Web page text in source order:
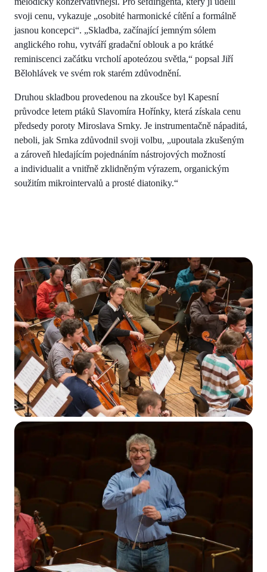
svoji cenu, vykazuje „osobité harmonické cítění a formálně
jasnou koncepci“. „Skladba, začínající jemným sólem
anglického rohu, vytváří gradační oblouk a po krátké
reminiscenci začátku vrcholí apoteózou světla,“ popsal Jiří
Bělohlávek ve svém rok starém zdůvodnění.
Druhou skladbou provedenou na zkoušce byl Kapesní
průvodce letem ptáků Slavomíra Hořínky, která získala cenu
předsedy poroty Miroslava Srnky. Je instrumentačně nápaditá,
neboli, jak Srnka zdůvodnil svoji volbu, „upoutala zkušeným
a zároveň hledajícím pojednáním nástrojových možností
a individualit a vnitřně zklidněným výrazem, organickým
soužitím mikrointervalů a prosté diatoniky.“